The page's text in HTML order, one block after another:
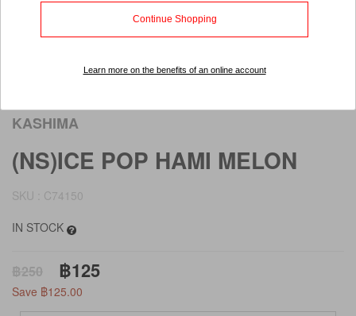
KASHIMA
(NS)ICE POP HAMI MELON
SKU : C74150
IN STOCK
฿250 ฿125
Save ฿125.00
Continue Shopping
Learn more on the benefits of an online account